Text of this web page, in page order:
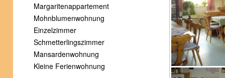
Margaritenappartement
Mohnblumenwohnung
Einzelzimmer
Schmetterlingszimmer
Mansardenwohnung
Kleine Ferienwohnung